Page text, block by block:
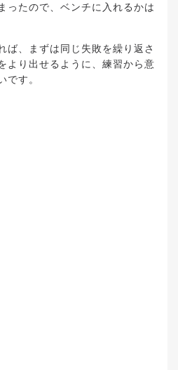
ったので、ベンチに入れるかは
ば、まずは同じ失敗を繰り返さ
より出せるように、練習から意
です。